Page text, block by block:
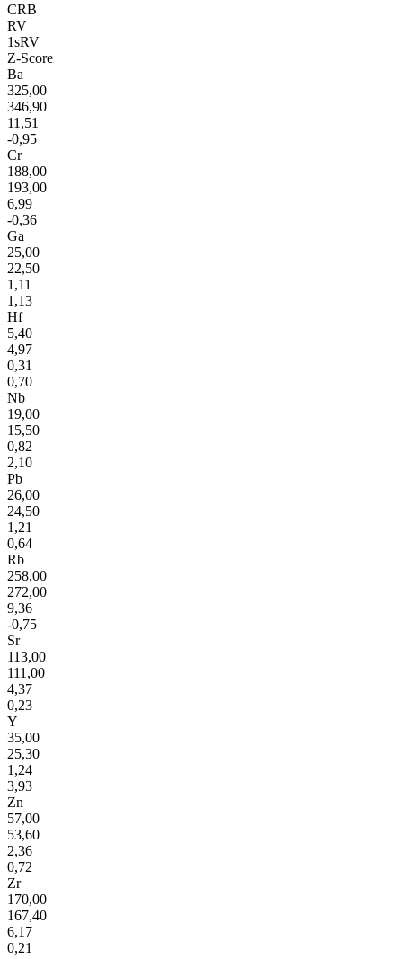
CRB
RV
1sRV
Z-Score
Ba
325,00
346,90
11,51
-0,95
Cr
188,00
193,00
6,99
-0,36
Ga
25,00
22,50
1,11
1,13
Hf
5,40
4,97
0,31
0,70
Nb
19,00
15,50
0,82
2,10
Pb
26,00
24,50
1,21
0,64
Rb
258,00
272,00
9,36
-0,75
Sr
113,00
111,00
4,37
0,23
Y
35,00
25,30
1,24
3,93
Zn
57,00
53,60
2,36
0,72
Zr
170,00
167,40
6,17
0,21